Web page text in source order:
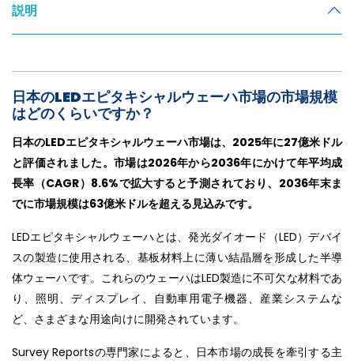
説明
日本のLEDエピタキシャルウェーハ市場の市場規模
はどのくらいですか？
日本のLEDエピタキシャルウェーハ市場は、2025年に27億米ドル
と評価されました。市場は2026年から2036年にかけて年平均成
長率（CAGR）8.6%で拡大すると予測されており、2036年末ま
でに市場規模は63億米ドルを超える見込みです。
LEDエピタキシャルウェーハとは、発光ダイオード（LED）デバイ
スの製造に使用される、基板材料上に薄い結晶層を形成した半導
体ウェーハです。これらのウェーハはLED製造に不可欠な材料であ
り、照明、ディスプレイ、自動車用電子機器、産業システムな
ど、さまざまな用途向けに開発されています。
Survey Reportsの専門家によると、日本市場の成長を牽引する主